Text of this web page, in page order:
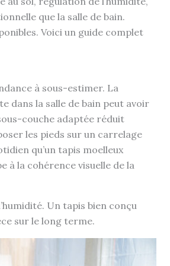
que la salle de bain.
Voici un guide complet
à sous-estimer. La
dans la salle de bain peut avoir
couche adaptée réduit
les pieds sur un carrelage
qu’un tapis moelleux
à la cohérence visuelle de la
Un tapis bien conçu
sur le long terme.